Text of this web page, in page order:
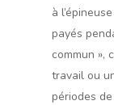
à
payés
commun »,
travail ou
périodes